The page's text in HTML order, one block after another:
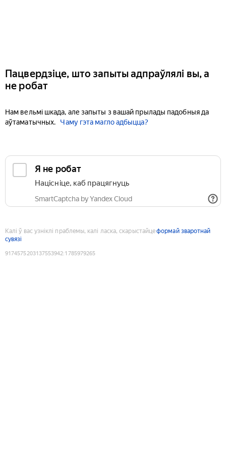
Пацвердзіце, што запыты адпраўлялі вы, а
не робат
Нам вельмі шкада, але запыты з вашай прылады падобныя да
аўтаматычных.
Чаму гэта магло адбыцца?
Я не робат
Націсніце, каб працягнуць
SmartCaptcha by Yandex Cloud
Калі ў вас узніклі праблемы, калі ласка, скарыстайцеформай зваротнай
сувязі
9174575203137553942:1785979265